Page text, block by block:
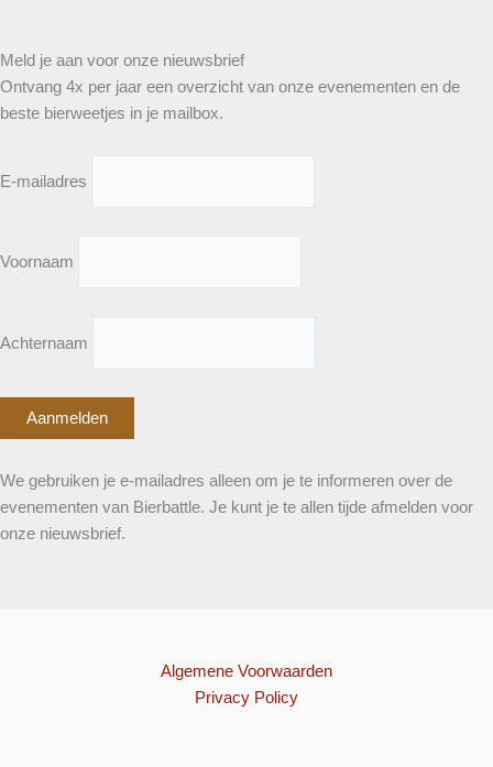
Meld je aan voor onze nieuwsbrief
Ontvang 4x per jaar een overzicht van onze evenementen en de
beste bierweetjes in je mailbox.
E-mailadres
Voornaam
Achternaam
We gebruiken je e-mailadres alleen om je te informeren over de
evenementen van Bierbattle. Je kunt je te allen tijde afmelden voor
onze nieuwsbrief.
Algemene Voorwaarden
Privacy Policy